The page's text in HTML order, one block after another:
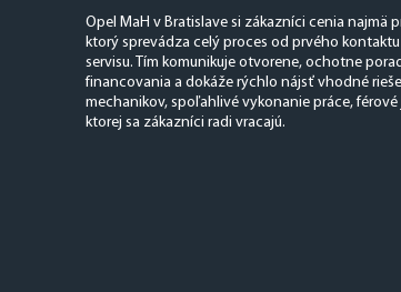
Opel MaH v Bratislave si zákazníci cenia najmä
ktorý sprevádza celý proces od prvého
servisu. Tím komunikuje otvorene, ochotne
financovania a dokáže rýchlo nájsť vhodné
mechanikov, spoľahlivé vykonanie práce,
ktorej sa zákazníci radi vracajú.